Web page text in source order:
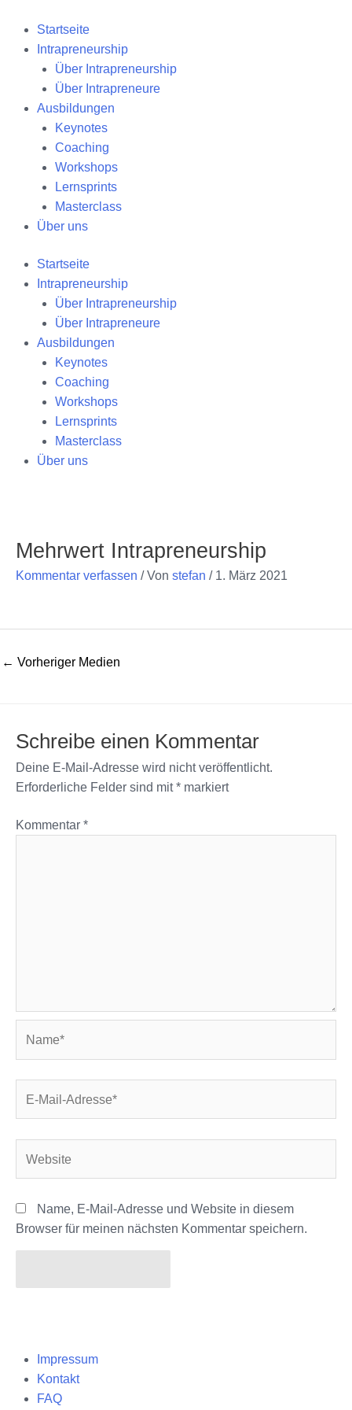
Inhalt
springen
Startseite
Intrapreneurship
Über Intrapreneurship
Über Intrapreneure
Ausbildungen
Keynotes
Coaching
Workshops
Lernsprints
Masterclass
Über uns
Startseite
Intrapreneurship
Über Intrapreneurship
Über Intrapreneure
Ausbildungen
Keynotes
Coaching
Workshops
Lernsprints
Masterclass
Über uns
Mehrwert Intrapreneurship
Kommentar verfassen / Von stefan / 1. März 2021
← Vorheriger Medien
Schreibe einen Kommentar
Deine E-Mail-Adresse wird nicht veröffentlicht.
Erforderliche Felder sind mit* markiert
Kommentar *
Mail-
Name, E-Mail-Adresse und Website in diesem
Browser für meinen nächsten Kommentar speichern.
Impressum
Kontakt
FAQ